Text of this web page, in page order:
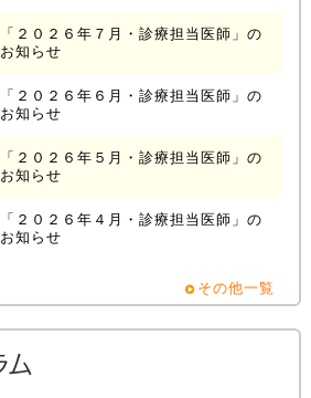
「２０２６年７月・診療担当医師」の
お知らせ
「２０２６年６月・診療担当医師」の
お知らせ
「２０２６年５月・診療担当医師」の
お知らせ
「２０２６年４月・診療担当医師」の
お知らせ
その他一覧